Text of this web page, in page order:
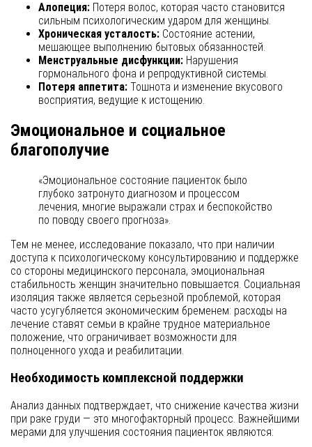
Алопеция: Потеря волос, которая часто становится
сильным психологическим ударом для женщины.
Хроническая усталость: Состояние астении,
мешающее выполнению бытовых обязанностей.
Менструальные дисфункции: Нарушения
гормонального фона и репродуктивной системы.
Потеря аппетита: Тошнота и изменение вкусового
восприятия, ведущие к истощению.
Эмоциональное и социальное
благополучие
«Эмоциональное состояние пациенток было
глубоко затронуто диагнозом и процессом
лечения, многие выражали страх и беспокойство
по поводу своего прогноза».
Тем не менее, исследование показало, что при наличии
доступа к психологическому консультированию и поддержке
со стороны медицинского персонала, эмоциональная
стабильность женщин значительно повышается. Социальная
изоляция также является серьезной проблемой, которая
часто усугубляется экономическим бременем: расходы на
лечение ставят семьи в крайне трудное материальное
положение, что ограничивает возможности для
полноценного ухода и реабилитации.
Необходимость комплексной поддержки
Анализ данных подтверждает, что снижение качества жизни
при раке груди — это многофакторный процесс. Важнейшими
мерами для улучшения состояния пациенток являются: